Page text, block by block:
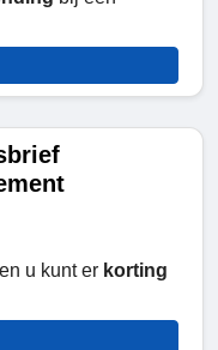
u kunt er korting